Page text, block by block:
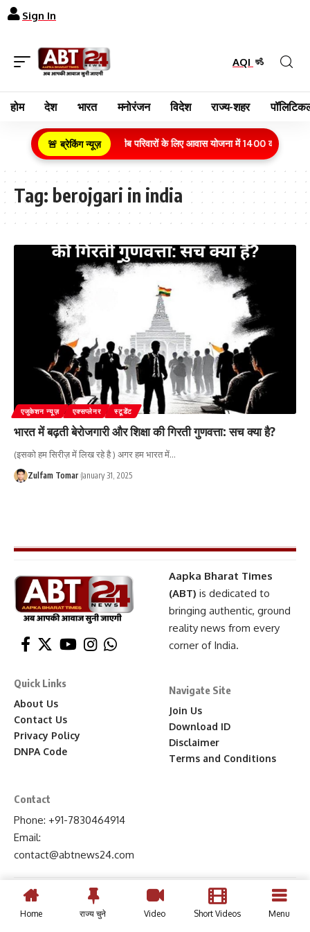
Sign In
AQI
होम देश भारत मनोरंजन विदेश राज्य-शहर
🚨 ब्रेकिंग न्यूज़
ग्रामीण क्षेत्र के गरीब परिवारों के लिए आवास योजना में 1400 करोड़ रुपये
Tag: berojgari in india
एजुकेशन न्यूज़ एक्सप्लेनर स्टूडेंट
भारत में बढ़ती बेरोजगारी और शिक्षा की गिरती गुणवत्ता: सच क्या है?
(इसको हम सिरीज़ में लिख रहे है ) अगर हम भारत में…
Zulfam Tomar January 31, 2025
Aapka Bharat Times
(ABT) is dedicated to
bringing authentic, ground
reality news from every
corner of India.
Quick Links
About Us
Contact Us
Privacy Policy
DNPA Code
Navigate Site
Join Us
Download ID
Disclaimer
Terms and Conditions
Contact
Phone: +91-7830464914
Email:
contact@abtnews24.com
Home राज्य चुने Video Short Videos Menu